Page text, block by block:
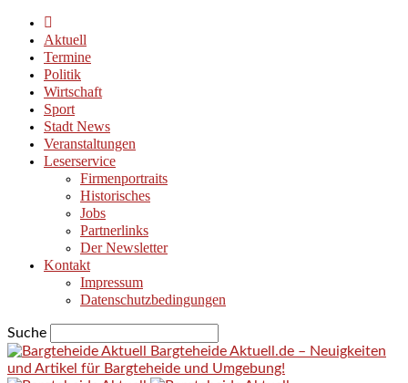
Aktuell
Termine
Politik
Wirtschaft
Sport
Stadt News
Veranstaltungen
Leserservice
Firmenportraits
Historisches
Jobs
Partnerlinks
Der Newsletter
Kontakt
Impressum
Datenschutzbedingungen
Suche
Bargteheide Aktuell.de – Neuigkeiten
und Artikel für Bargteheide und Umgebung!